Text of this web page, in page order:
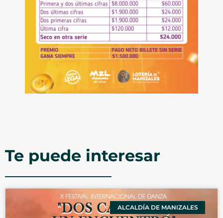
Te puede interesar
ALCALDÍA DE MANIZALES